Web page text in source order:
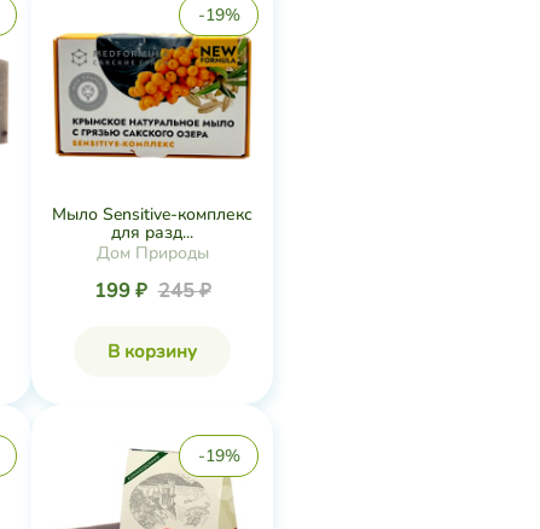
-19%
Мыло Sensitive-комплекс
для разд...
Дом Природы
199 ₽ 245 ₽
В корзину
-19%